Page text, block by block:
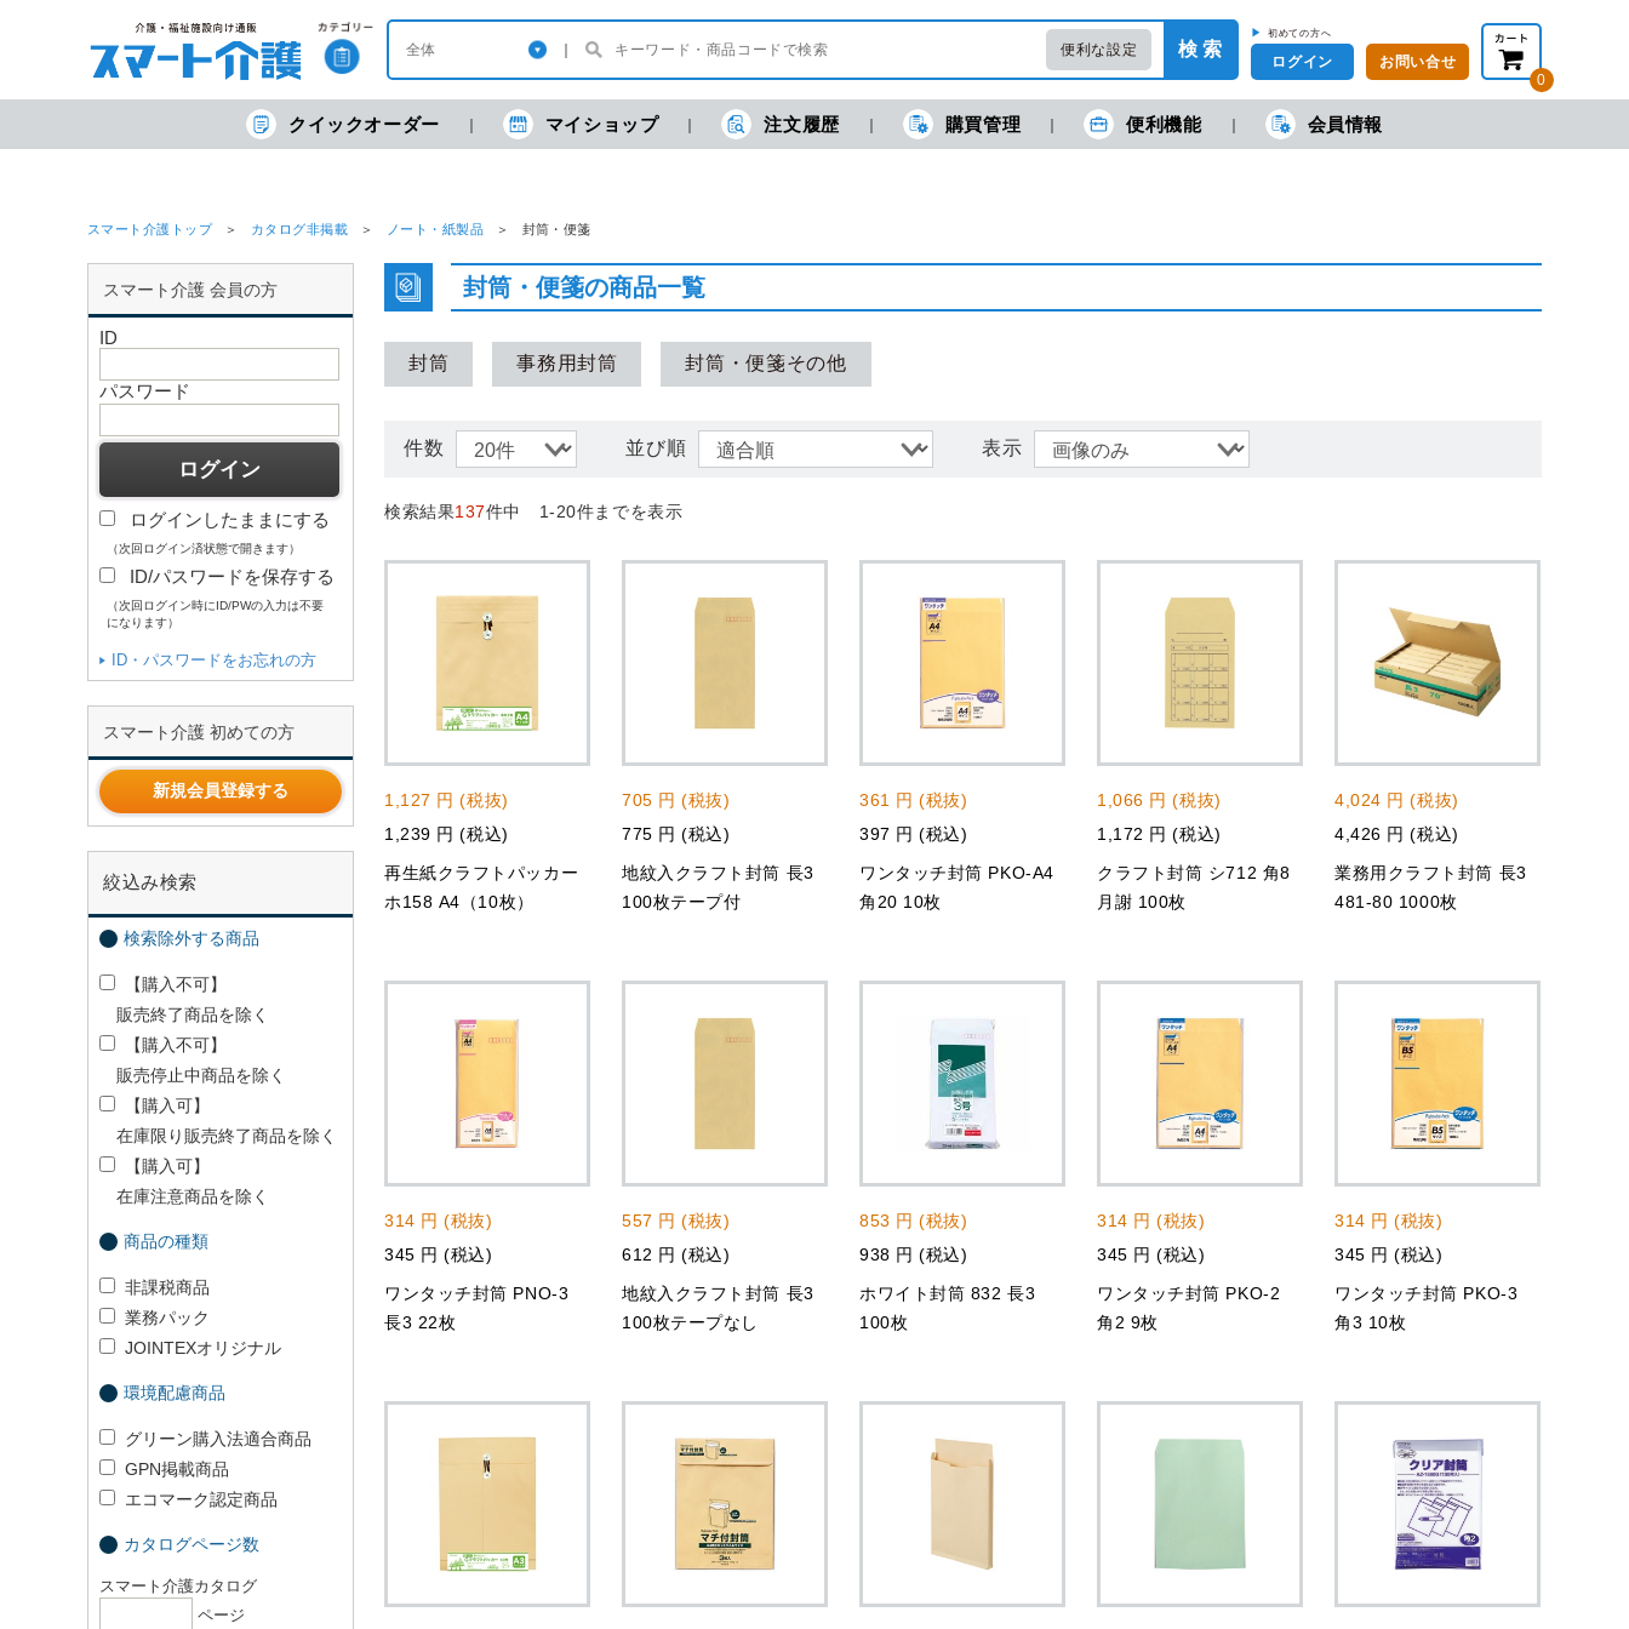
便利な設定 検 索
▶ 初めての方へ
ログイン
お問い合せ
0
現在の金額合計： 円 (税抜) 円(税込)
クイックオーダー マイショップ 注文履歴 購買管理 便利機能 会員情報
スマート介護トップ カタログ非掲載 ノート・紙製品 封筒・便箋
スマート介護 会員の方
ID
パスワード
ログインしたままにする
（次回ログイン済状態で開きます）
ID/パスワードを保存する
（次回ログイン時にID/PWの入力は不要
になります）
ID・パスワードをお忘れの方
スマート介護 初めての方
新規会員登録する
絞込み検索
検索除外する商品
【購入不可】
販売終了商品を除く
【購入不可】
販売停止中商品を除く
【購入可】
在庫限り販売終了商品を除く
【購入可】
在庫注意商品を除く
商品の種類
非課税商品
業務パック
JOINTEXオリジナル
環境配慮商品
グリーン購入法適合商品
GPN掲載商品
エコマーク認定商品
カタログページ数
スマート介護カタログ
ページ
封筒・便箋の商品一覧
封筒 事務用封筒 封筒・便箋その他
件数 並び順 表示
検索結果137件中 1-20件までを表示
1,127 円 (税抜)
1,239 円 (税込)
再生紙クラフトパッカー
ホ158 A4（10枚）
705 円 (税抜)
775 円 (税込)
地紋入クラフト封筒 長3
100枚テープ付
361 円 (税抜)
397 円 (税込)
ワンタッチ封筒 PKO-A4
角20 10枚
1,066 円 (税抜)
1,172 円 (税込)
クラフト封筒 シ712 角8
月謝 100枚
4,024 円 (税抜)
4,426 円 (税込)
業務用クラフト封筒 長3
481-80 1000枚
314 円 (税抜)
345 円 (税込)
ワンタッチ封筒 PNO-3
長3 22枚
557 円 (税抜)
612 円 (税込)
地紋入クラフト封筒 長3
100枚テープなし
853 円 (税抜)
938 円 (税込)
ホワイト封筒 832 長3
100枚
314 円 (税抜)
345 円 (税込)
ワンタッチ封筒 PKO-2
角2 9枚
314 円 (税抜)
345 円 (税込)
ワンタッチ封筒 PKO-3
角3 10枚